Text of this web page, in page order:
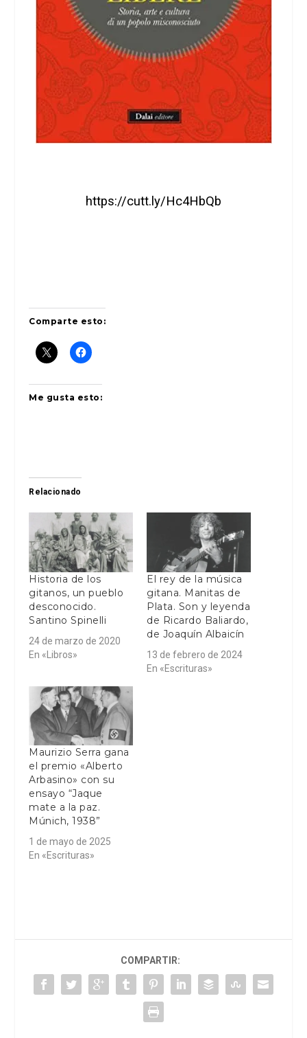
https://cutt.ly/Hc4HbQb
Comparte esto:
Me gusta esto:
Relacionado
Historia de los
gitanos, un pueblo
desconocido.
Santino Spinelli
24 de marzo de 2020
En «Libros»
El rey de la música
gitana. Manitas de
Plata. Son y leyenda
de Ricardo Baliardo,
de Joaquín Albaicín
13 de febrero de 2024
En «Escrituras»
Maurizio Serra gana
el premio «Alberto
Arbasino» con su
ensayo “Jaque
mate a la paz.
Múnich, 1938”
1 de mayo de 2025
En «Escrituras»
COMPARTIR: